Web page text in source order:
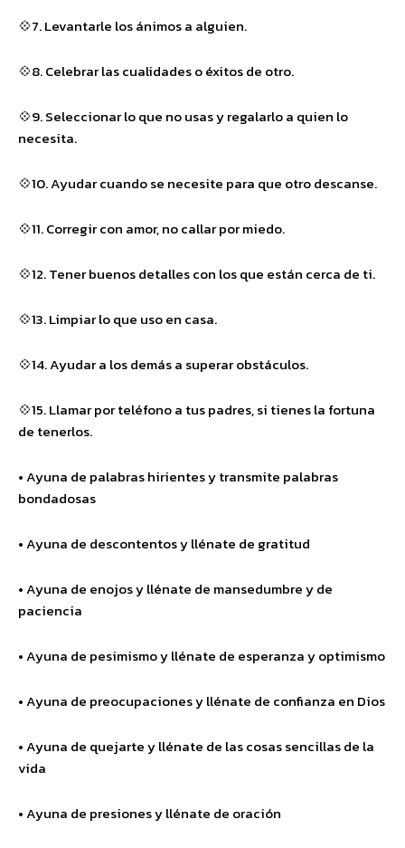
💠7. Levantarle los ánimos a alguien.
💠8. Celebrar las cualidades o éxitos de otro.
💠9. Seleccionar lo que no usas y regalarlo a quien lo
necesita.
💠10. Ayudar cuando se necesite para que otro descanse.
💠11. Corregir con amor, no callar por miedo.
💠12. Tener buenos detalles con los que están cerca de ti.
💠13. Limpiar lo que uso en casa.
💠14. Ayudar a los demás a superar obstáculos.
💠15. Llamar por teléfono a tus padres, si tienes la fortuna
de tenerlos.
• Ayuna de palabras hirientes y transmite palabras
bondadosas
• Ayuna de descontentos y llénate de gratitud
• Ayuna de enojos y llénate de mansedumbre y de
paciencia
• Ayuna de pesimismo y llénate de esperanza y optimismo
• Ayuna de preocupaciones y llénate de confianza en Dios
• Ayuna de quejarte y llénate de las cosas sencillas de la
vida
• Ayuna de presiones y llénate de oración